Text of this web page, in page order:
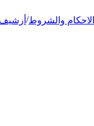
الاحكام والشروط/